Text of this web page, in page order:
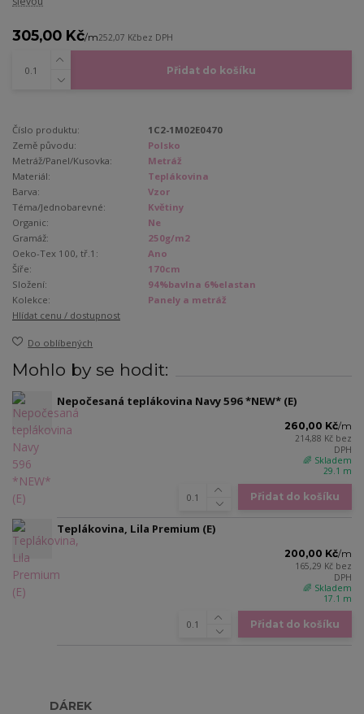
305,00 Kč/m252,07 Kčbez DPH
Přidat do košíku
Číslo produktu:
1C2-1M02E0470
Země původu:
Polsko
Metráž/Panel/Kusovka:
Metráž
Materiál:
Teplákovina
Barva:
Vzor
Téma/Jednobarevné:
Květiny
Organic:
Ne
Gramáž:
250g/m2
Oeko-Tex 100, tř.1:
Ano
Šíře:
170cm
Složení:
94%bavlna 6%elastan
Kolekce:
Panely a metráž
Hlídat cenu / dostupnost
Do oblíbených
Mohlo by se hodit:
Nepočesaná teplákovina Navy 596 *NEW* (E)
260,00 Kč/m
214,88 Kč bez
DPH
🌈 Skladem
29.1 m
Přidat do košíku
Teplákovina, Lila Premium (E)
200,00 Kč/m
165,29 Kč bez
DPH
🌈 Skladem
17.1 m
Přidat do košíku
DÁREK